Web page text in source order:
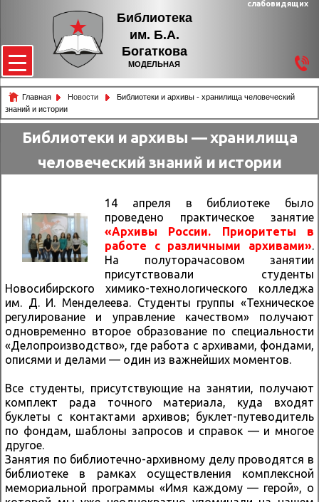
Библиотека
им. Б.А.
Богаткова
МОДЕЛЬНАЯ
слабовидящих
Главная Новости
Библиотеки и архивы - хранилища человеческий
знаний и истории
Библиотеки и архивы — хранилища
человеческий знаний и истории
14 апреля в библиотеке было
проведено практическое занятие
«Архивы России. Приоритеты в
работе с различными архивами».
На полуторачасовом занятии
присутствовали студенты
Новосибирского химико-технологического колледжа
им. Д. И. Менделеева. Студенты группы «Техническое
регулирование и управление качеством» получают
одновременно второе образование по специальности
«Делопроизводство», где работа с архивами, фондами,
описями и делами — один из важнейших моментов.
Все студенты, присутствующие на занятии, получают
комплект рада точного материала, куда входят
буклеты с контактами архивов; буклет-путеводитель
по фондам, шаблоны запросов и справок — и многое
другое.
Занятия по библиотечно-архивному делу проводятся в
библиотеке в рамках осуществления комплексной
мемориальной программы «Имя каждому — герой», о